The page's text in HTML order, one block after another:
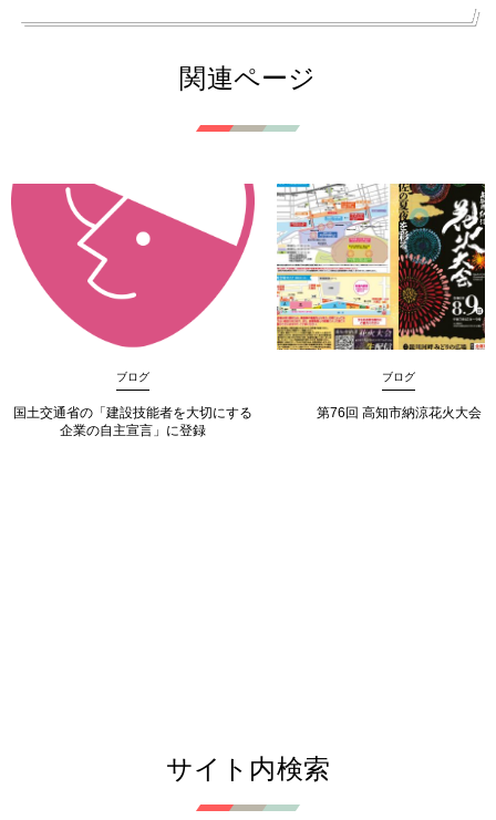
関連ページ
ブログ
国土交通省の「建設技能者を大切にする
企業の自主宣言」に登録
ブログ
第76回 高知市納涼花火大会
サイト内検索